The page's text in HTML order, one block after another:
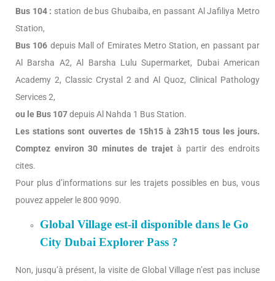
Bus 104 : station de bus Ghubaiba, en passant Al Jafiliya Metro
Station,
Bus 106 depuis Mall of Emirates Metro Station, en passant par
Al Barsha A2, Al Barsha Lulu Supermarket, Dubai American
Academy 2, Classic Crystal 2 and Al Quoz, Clinical Pathology
Services 2,
ou le Bus 107depuis Al Nahda 1 Bus Station.
Les stations sont ouvertes de 15h15 à 23h15 tous les jours.
Comptez environ 30 minutes de trajetà partir des endroits
cites.
Pour plus d’informations sur les trajets possibles en bus, vous
pouvez appeler le 800 9090.
Global Village est-il disponible dans le Go
City Dubai Explorer Pass ?
Non, jusqu’à présent, la visite de Global Village n’est pas incluse